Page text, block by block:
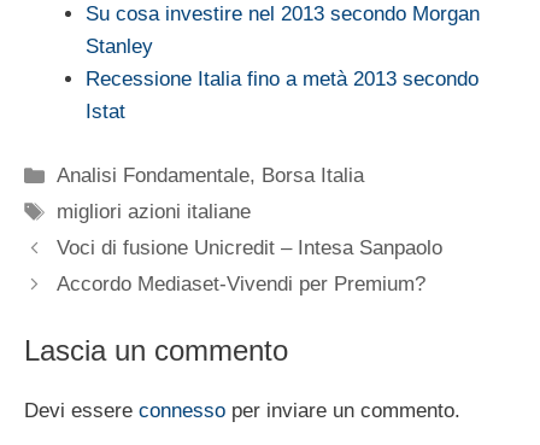
Su cosa investire nel 2013 secondo Morgan
Stanley
Recessione Italia fino a metà 2013 secondo
Istat
Categorie
Analisi Fondamentale, Borsa Italia
Tag
migliori azioni italiane
Voci di fusione Unicredit – Intesa Sanpaolo
Accordo Mediaset-Vivendi per Premium?
Lascia un commento
Devi essere connesso per inviare un commento.